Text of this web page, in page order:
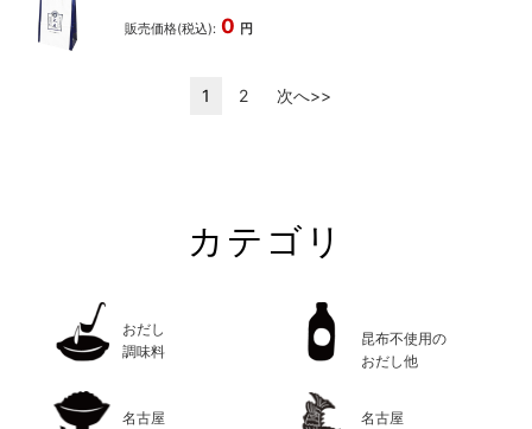
販売価格(税込): 0 円
1 2 次へ>>
カテゴリ
おだし
調味料
昆布不使用の
おだし他
名古屋
名古屋